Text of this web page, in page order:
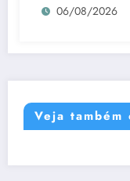
06/08/2026
Veja